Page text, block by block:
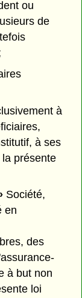
ou
de
à
à ses
présente
Société,
en
des
à but non
loi